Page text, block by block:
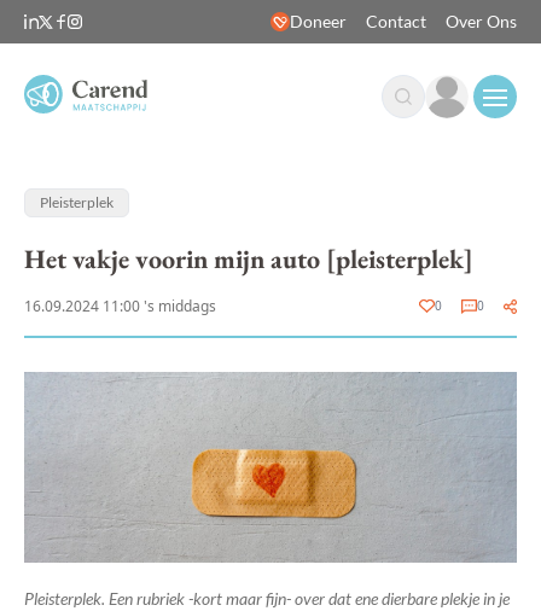
Doneer Contact Over Ons
Pleisterplek
Het vakje voorin mijn auto [pleisterplek]
16.09.2024 11:00 's middags 0 0
Pleisterplek. Een rubriek -kort maar fijn- over dat ene dierbare plekje in je